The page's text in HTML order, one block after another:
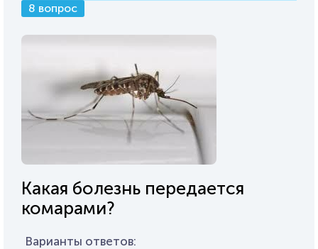
8 вопрос
Какая болезнь передается
комарами?
Варианты ответов: